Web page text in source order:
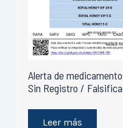
Alerta de
Sin Registro /
Leer más